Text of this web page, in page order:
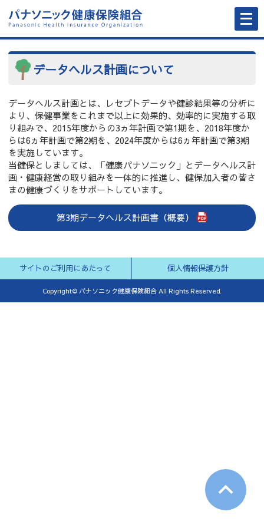
メ
ニ
ュ
ー
開
データヘルス計画について
データヘルス計画とは、レセプトデータや健診結果等の分析に
より、保健事業をこれまで以上に効果的、効率的に実施する取
り組みで、2015年度からの3ヵ年計画で第1期を、2018年度か
らは6ヵ年計画で第2期を、2024年度からは6ヵ年計画で第3期
を実施しています。
当健保としましては、「健康パナソニック」とデータヘルス計
画・健康経営の取り組みを一体的に推進し、健保加入者の皆さ
まの健康づくりをサポートしています。
第3期データヘルス計画書（概要）
サイトのご利用にあたって 個人情報保護方針
Copyright© パナソニック健康保険組合 All Rights Reserved.